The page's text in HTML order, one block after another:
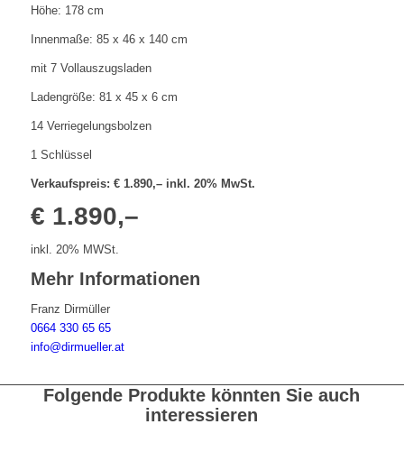
Höhe: 178 cm
Innenmaße: 85 x 46 x 140 cm
mit 7 Vollauszugsladen
Ladengröße: 81 x 45 x 6 cm
14 Verriegelungsbolzen
1 Schlüssel
Verkaufspreis: € 1.890,– inkl. 20% MwSt.
€ 1.890,–
inkl. 20% MWSt.
Mehr Informationen
Franz Dirmüller
0664 330 65 65
info@dirmueller.at
Folgende Produkte könnten Sie auch
interessieren